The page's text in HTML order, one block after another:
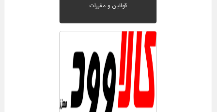
قوانین و مقررات